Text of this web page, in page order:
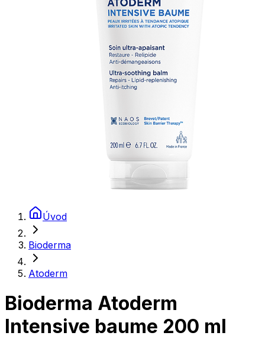
Úvod
Bioderma
Atoderm
Bioderma Atoderm
Intensive baume 200 ml